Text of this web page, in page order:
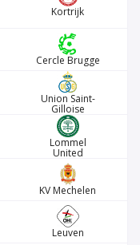
Kortrijk
Cercle Brugge
Union Saint-
Gilloise
Lommel
United
KV Mechelen
Leuven